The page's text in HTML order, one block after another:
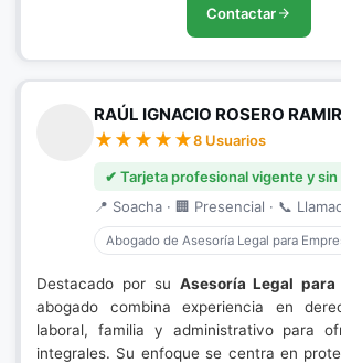
Contactar
RAÚL IGNACIO ROSERO
8 Usuarios
✔ Tarjeta profesional vigente y
📍 Soacha · 🏢 Presencial · 📞
Abogado de Asesoría Legal para
Destacado por su Asesoría Legal para
abogado combina experiencia en
laboral, familia y administrativo para
integrales. Su enfoque se centra en